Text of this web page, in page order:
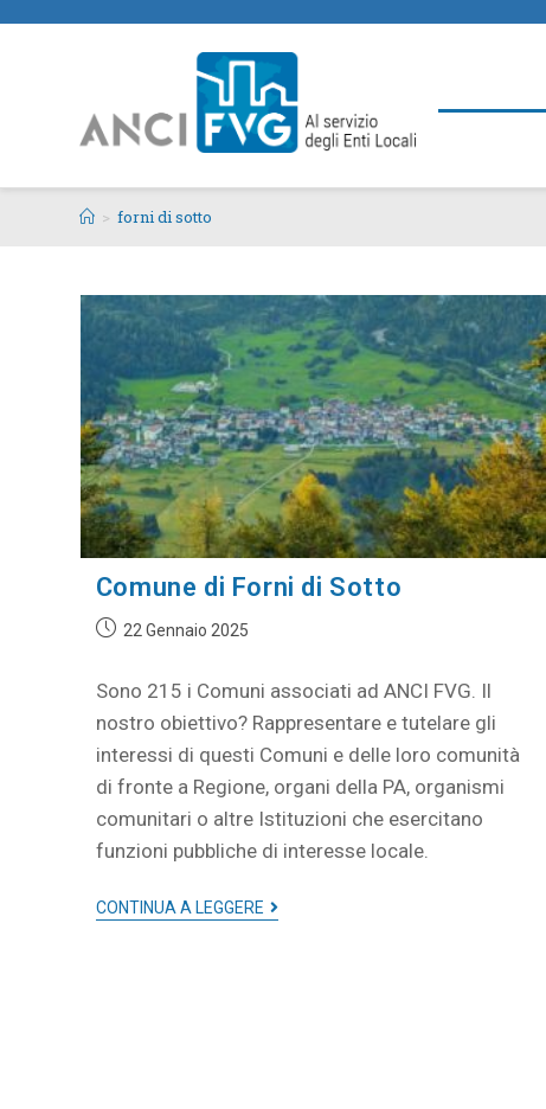
> forni di sotto
Comune di Forni di Sotto
22 Gennaio 2025
Sono 215 i Comuni associati ad ANCI FVG. Il
nostro obiettivo? Rappresentare e tutelare gli
interessi di questi Comuni e delle loro comunità
di fronte a Regione, organi della PA, organismi
comunitari o altre Istituzioni che esercitano
funzioni pubbliche di interesse locale.
CONTINUA A LEGGERE